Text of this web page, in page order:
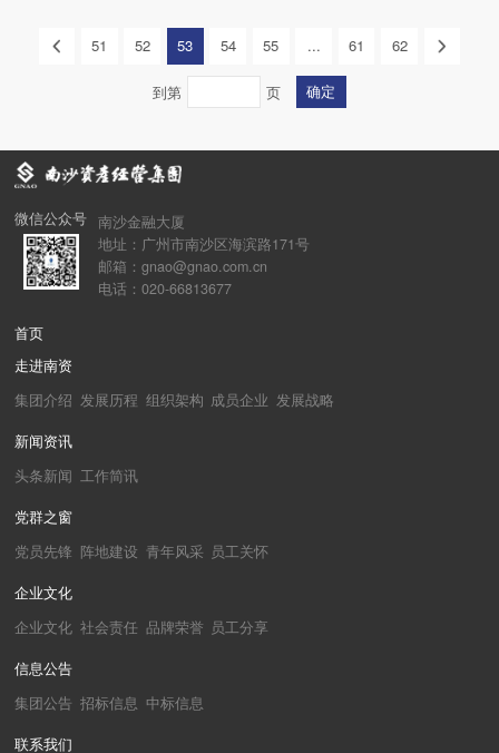
51 52 53 54 55 ... 61 62
到第 页 确定
微信公众号 南沙金融大厦
地址：广州市南沙区海滨路171号
邮箱：gnao@gnao.com.cn
电话：020-66813677
首页
走进南资
集团介绍 发展历程 组织架构 成员企业 发展战略
新闻资讯
头条新闻 工作简讯
党群之窗
党员先锋 阵地建设 青年风采 员工关怀
企业文化
企业文化 社会责任 品牌荣誉 员工分享
信息公告
集团公告 招标信息 中标信息
联系我们